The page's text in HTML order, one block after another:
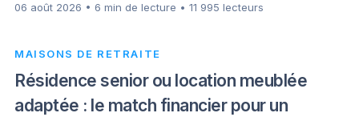
06 août 2026 • 6 min de lecture • 11 995 lecteurs
MAISONS DE RETRAITE
Résidence senior ou location meublée
adaptée : le match financier pour un